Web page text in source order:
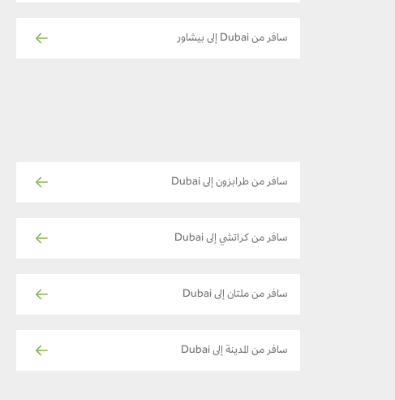
سافر من Dubai إلى بيشاور
سافر من طرابزون إلى Dubai
سافر من كراتشي إلى Dubai
سافر من ملتان إلى Dubai
سافر من المدينة إلى Dubai